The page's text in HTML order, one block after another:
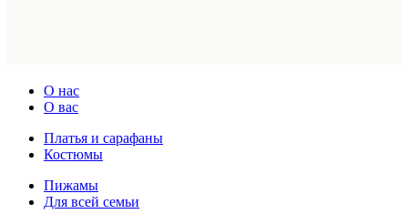
О нас
О вас
Платья и сарафаны
Костюмы
Пижамы
Для всей семьи